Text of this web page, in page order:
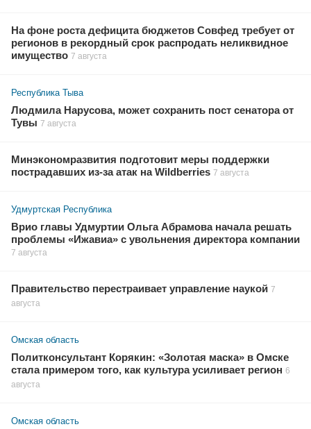
На фоне роста дефицита бюджетов Совфед требует от
регионов в рекордный срок распродать неликвидное
имущество 7 августа
Республика Тыва
Людмила Нарусова, может сохранить пост сенатора от
Тувы 7 августа
Минэкономразвития подготовит меры поддержки
пострадавших из-за атак на Wildberries 7 августа
Удмуртская Республика
Врио главы Удмуртии Ольга Абрамова начала решать
проблемы «Ижавиа» с увольнения директора компании
7 августа
Правительство перестраивает управление наукой 7
августа
Омская область
Политконсультант Корякин: «Золотая маска» в Омске
стала примером того, как культура усиливает регион 6
августа
Омская область